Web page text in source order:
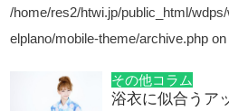
/home/res2/htwi.jp/public_html/
elplano/mobile-theme/archive.php on
その他コラム
浴衣に似合うア